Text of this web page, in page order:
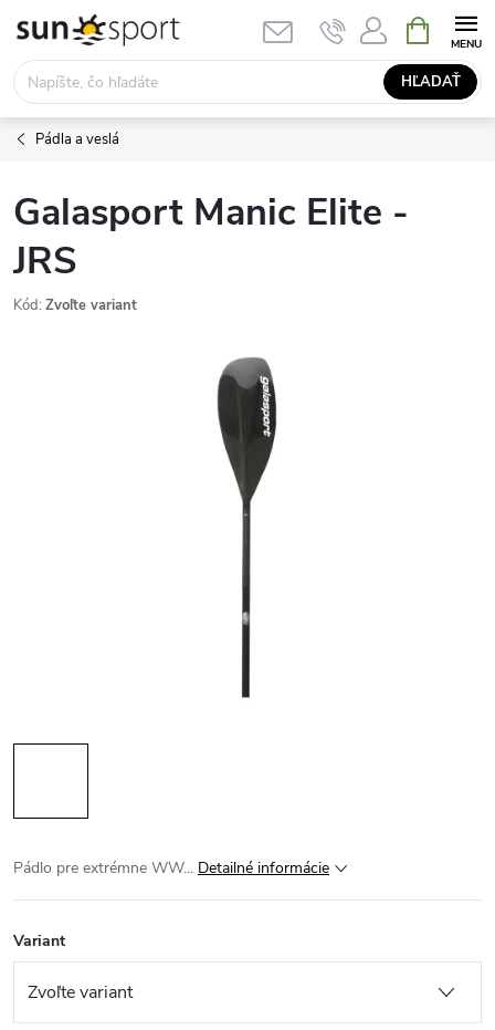
obsah
HĽADAŤ
KOŠÍK
Pádla a veslá
Galasport Manic Elite -
JRS
Kód: Zvoľte variant
Pádlo pre extrémne WW... Detailné informácie
Variant